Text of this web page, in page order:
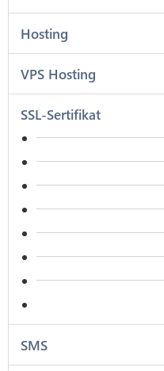
Hosting
VPS Hosting
SSL-Sertifikat
SMS